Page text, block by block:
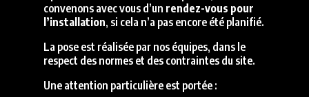
convenons avec vous d’un rendez-vous pour
l’installation, si cela n’a pas encore été planifié.
La pose est réalisée par nos équipes, dans le
respect des normes et des contraintes du site.
Une attention particulière est portée :